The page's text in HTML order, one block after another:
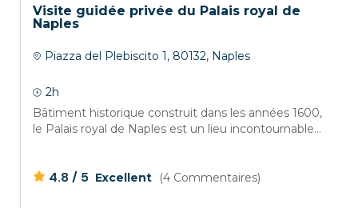
Visite guidée privée du Palais royal de
Naples
Piazza del Plebiscito 1, 80132, Naples
2h
Bâtiment historique construit dans les années 1600,
le Palais royal de Naples est un lieu incontournable...
4.8 /5 Excellent (4 Commentaires)